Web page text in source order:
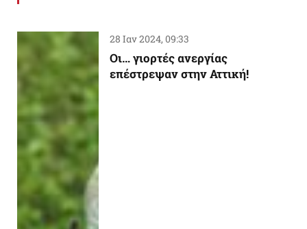
28 Ιαν 2024, 09:33
Οι… γιορτές ανεργίας
επέστρεψαν στην Αττική!